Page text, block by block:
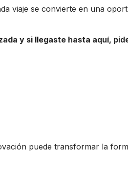
viaje se convierte en una
y si llegaste hasta aquí,
puede transformar la